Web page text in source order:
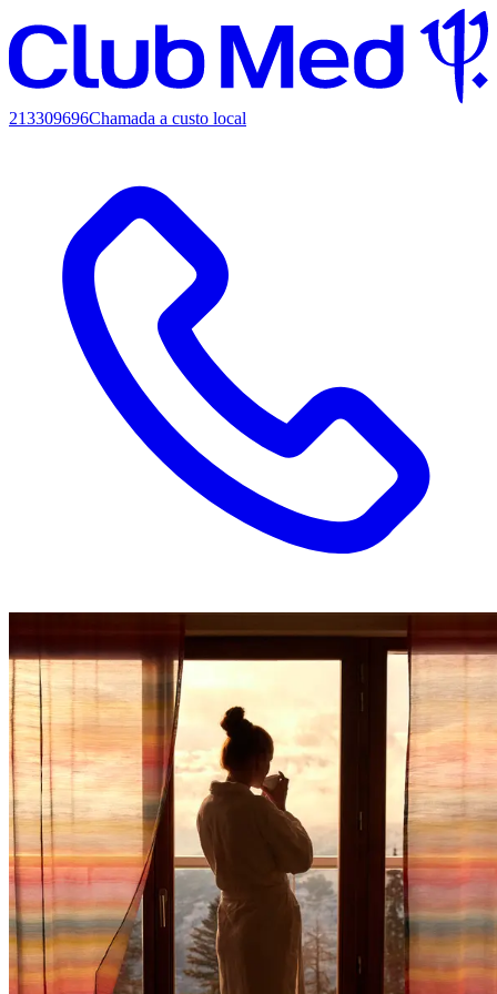
213309696Chamada a custo local